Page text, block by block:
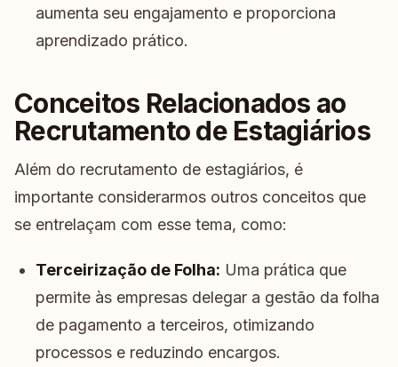
aumenta seu engajamento e proporciona
aprendizado prático.
Conceitos Relacionados ao
Recrutamento de Estagiários
Além do recrutamento de estagiários, é
importante considerarmos outros conceitos que
se entrelaçam com esse tema, como:
Terceirização de Folha: Uma prática que
permite às empresas delegar a gestão da folha
de pagamento a terceiros, otimizando
processos e reduzindo encargos.